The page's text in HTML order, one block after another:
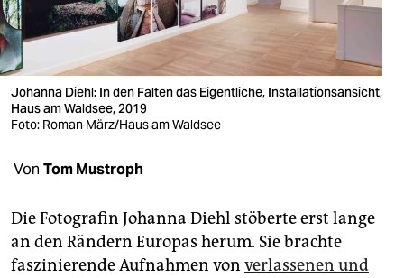
wahrheit
verlag
verlag
shop
fragen & hilfe
unterstützen
Johanna Diehl: In den Falten das Eigentliche, Installationsansicht,
Haus am Waldsee, 2019
Foto: Roman März/Haus am Waldsee
Von Tom Mustroph
Die Fotografin Johanna Diehl stöberte erst lange
an den Rändern Europas herum. Sie brachte
faszinierende Aufnahmen von verlassenen und